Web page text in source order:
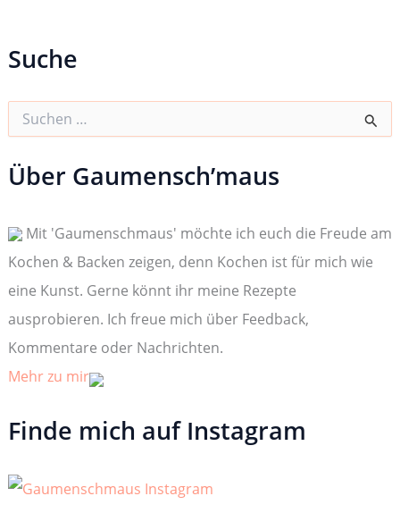
Suche
h
e
a
h
:
Über Gaumensch’maus
Mit 'Gaumenschmaus' möchte ich euch die Freude am
Kochen & Backen zeigen, denn Kochen ist für mich wie
eine Kunst. Gerne könnt ihr meine Rezepte
ausprobieren. Ich freue mich über Feedback,
Kommentare oder Nachrichten.
Mehr zu mir
Finde mich auf Instagram